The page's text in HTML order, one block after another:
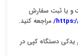
و یا ثبت سفارش
مراجعه کنید.
یدکی دستگاه کپی در